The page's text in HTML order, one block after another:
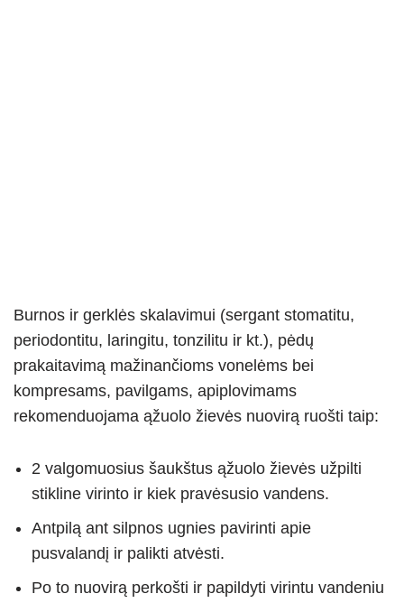
Burnos ir gerklės skalavimui (sergant stomatitu,
periodontitu, laringitu, tonzilitu ir kt.), pėdų
prakaitavimą mažinančioms vonelėms bei
kompresams, pavilgams, apiplovimams
rekomenduojama ąžuolo žievės nuovirą ruošti taip:
2 valgomuosius šaukštus ąžuolo žievės užpilti
stikline virinto ir kiek pravėsusio vandens.
Antpilą ant silpnos ugnies pavirinti apie
pusvalandį ir palikti atvėsti.
Po to nuovirą perkošti ir papildyti virintu vandeniu